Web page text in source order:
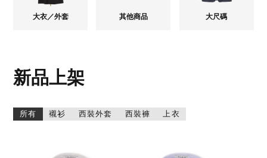
大衣／外套 其他商品 大尺碼
新品上架
所有 襯衫 西裝外套 西裝褲 上衣